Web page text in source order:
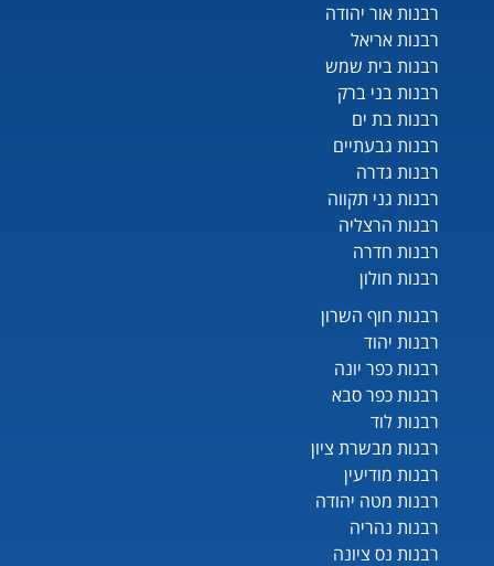
רבנות אור יהודה
רבנות אריאל
רבנות בית שמש
רבנות בני ברק
רבנות בת ים
רבנות גבעתיים
רבנות גדרה
רבנות גני תקווה
רבנות הרצליה
רבנות חדרה
רבנות חולון
רבנות חוף השרון
רבנות יהוד
רבנות כפר יונה
רבנות כפר סבא
רבנות לוד
רבנות מבשרת ציון
רבנות מודיעין
רבנות מטה יהודה
רבנות נהריה
רבנות נס ציונה